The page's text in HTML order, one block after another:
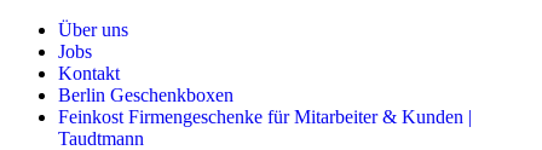
Über uns
Jobs
Kontakt
Berlin Geschenkboxen
Feinkost Firmengeschenke für Mitarbeiter & Kunden |
Taudtmann